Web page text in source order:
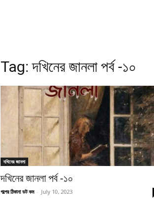
Tag:দখিনের জানলা পর্ব -১০
দখিনের জানলা
দখিনের জানলা পর্ব -১০
গল্পের ঠিকানা ডট কম - July 10, 2023